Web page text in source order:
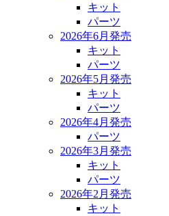
キット
パーツ
2026年6月発売
キット
パーツ
2026年5月発売
キット
パーツ
2026年4月発売
パーツ
2026年3月発売
キット
パーツ
2026年2月発売
キット